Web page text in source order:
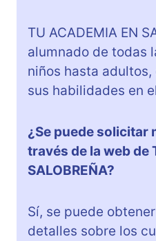
TU ACADEMIA EN
alumnado de todas
niños hasta
sus habilidades en
¿Se puede solicitar
través de la web de
SALOBREÑA?
Sí, se puede
detalles sobre los